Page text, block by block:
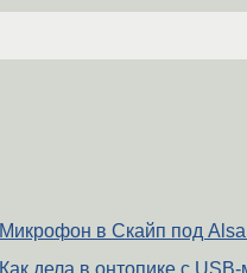
Микрофон в Скайп под